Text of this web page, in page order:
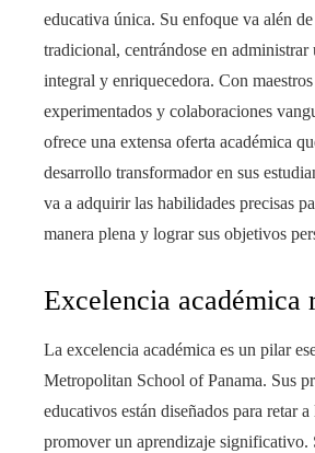
educativa única. Su enfoque va alén
tradicional, centrándose en administrar
integral y enriquecedora. Con
experimentados y colaboraciones
ofrece una extensa oferta académica
desarrollo transformador en sus
va a adquirir las habilidades precisas
manera plena y lograr sus objetivos
Excelencia académica
La excelencia académica es un pilar
Metropolitan School of Panama. Sus
educativos están diseñados para retar
promover un aprendizaje significativo.